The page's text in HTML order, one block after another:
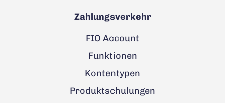
Zahlungsverkehr
FIO Account
Funktionen
Kontentypen
Produktschulungen